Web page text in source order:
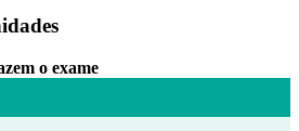
o exame